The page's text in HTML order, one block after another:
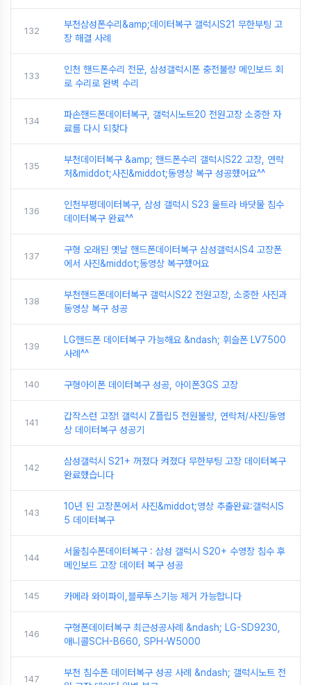
132
부천삼성폰수리&amp;데이터복구 갤럭시S21 무한부팅 고
장 해결 사례
133
인천 핸드폰수리 전문, 삼성갤럭시폰 충전불량 메인보드 회
로 수리로 완벽 수리
134
파손핸드폰데이터복구, 갤럭시노트20 전원고장 소중한 자
료를 다시 되찾다
135
부천데이터복구 &amp; 핸드폰수리 갤럭시S22 고장, 연락
처&middot;사진&middot;동영상 복구 성공했어요^^
136
인천부평데이터복구, 삼성 갤럭시 S23 울트라 바닷물 침수
데이터복구 완료^^
137
구형 오래된 옛날 핸드폰데이터복구 삼성갤럭시S4 고장폰
에서 사진&middot;동영상 복구했어요
138
부천핸드폰데이터복구 갤럭시S22 전원고장, 소중한 사진과
동영상 복구 성공
139
LG핸드폰 데이터복구 가능해요 &ndash; 휘슬폰 LV7500
사례^^
140 구형아이폰 데이터복구 성공, 아이폰3GS 고장
141
갑작스런 고장! 갤럭시 Z플립5 전원불량, 연락처/사진/동영
상 데이터복구 성공기
142
삼성갤럭시 S21+ 꺼졌다 켜졌다 무한부팅 고장 데이터복구
완료했습니다
143
10년 된 고장폰에서 사진&middot;영상 추출완료:갤럭시S
5 데이터복구
144
서울침수폰데이터복구 : 삼성 갤럭시 S20+ 수영장 침수 후
메인보드 고장 데이터 복구 성공
145 카메라 와이파이,블루투스기능 제거 가능합니다
146
구형폰데이터복구 최근성공사례 &ndash; LG-SD9230,
애니콜SCH-B660, SPH-W5000
147
부천 침수폰 데이터복구 성공 사례 &ndash; 갤럭시노트 전